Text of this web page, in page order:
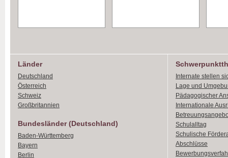
Länder
Deutschland
Österreich
Schweiz
Großbritannien
Bundesländer (Deutschland)
Baden-Württemberg
Bayern
Berlin
Internate stellen
Lage und
Pädagogischer
Internationale
Schulalltag
Schulische
Abschlüsse